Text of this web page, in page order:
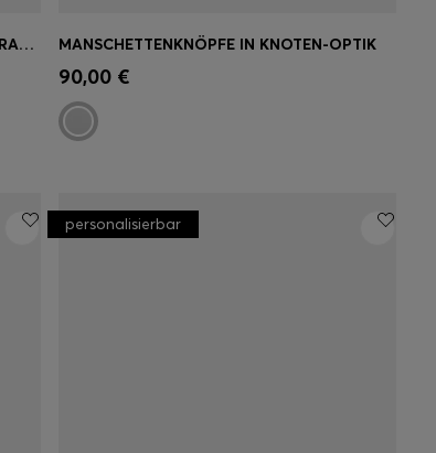
SILVER-TONE CHAIN NECKLACE WITH BRANDED MAGNETIC CLOSURE
Schnelleinkauf
Größe)
MANSCHETTENKNÖPFE IN KNOTEN-OPTIK
90,00 €
personalisierbar